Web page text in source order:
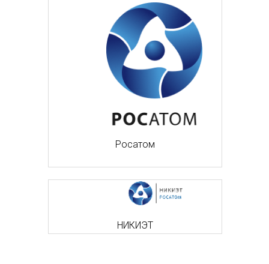
Росатом
НИКИЭТ